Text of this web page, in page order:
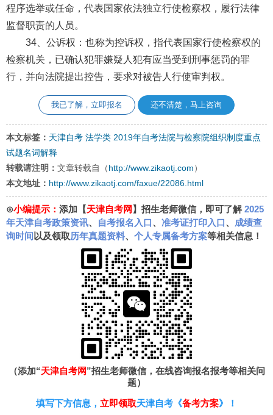
程序选举或任命，代表国家依法独立行使检察权，履行法律
监督职责的人员。
34、公诉权：也称为控诉权，指代表国家行使检察权的
检察机关，已确认犯罪嫌疑人犯有应当受到刑事惩罚的罪
行，并向法院提出控告，要求对被告人行使审判权。
我已了解，立即报名 还不清楚，马上咨询
本文标签： 天津自考 法学类 2019年自考法院与检察院组织制度重点
试题名词解释
转载请注明： 文章转载自（ http://www.zikaotj.com ）
本文地址： http://www.zikaotj.com/faxue/22086.html
⊙小编提示： 添加【天津自考网 】招生老师微信，即可了解2025
年天津自考政策资讯、 自考报名入口、 准考证打印入口、 成绩查
询时间 以及领取历年真题资料、 个人专属备考方案等相关信息！
（添加“天津自考网”招生老师微信，在线咨询报名报考等相关问
题）
填写下方信息， 立即领取天津自考《备考方案》！